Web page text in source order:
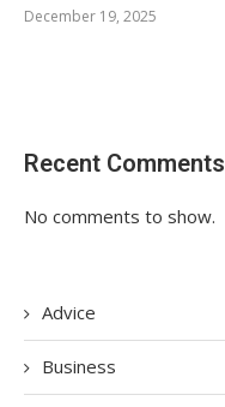
December 19, 2025
Recent Comments
No comments to show.
Advice
Business